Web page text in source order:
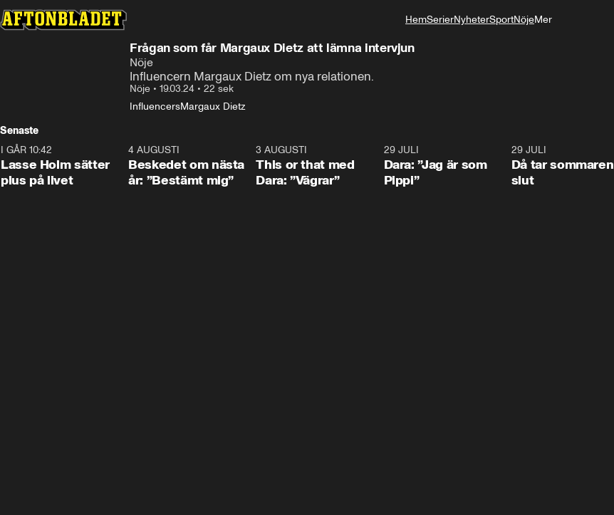
HemSerierNyheterSportNöjeMer
Frågan som får Margaux Dietz att lämna intervjun
Nöje
Influencern Margaux Dietz om nya relationen.
Nöje • 19.03.24 • 22 sek
InfluencersMargaux Dietz
Senaste
1:04
I GÅR 10:42
Lasse Holm sätter
plus på livet
0:24
4 AUGUSTI
Beskedet om nästa
år: ”Bestämt mig”
3 AUGUSTI
This or that med
Dara: ”Vägrar”
29 JULI
Dara: ”Jag är som
Pippi”
29 JULI
Då tar sommaren
slut